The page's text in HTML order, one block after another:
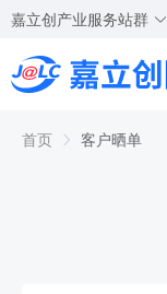
嘉立创产业服务站群
首页 客户晒单